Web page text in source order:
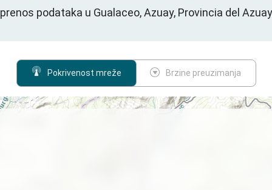
podataka u Gualaceo, Azuay, Provincia del
Pokrivenost mreže Brzine preuzimanja